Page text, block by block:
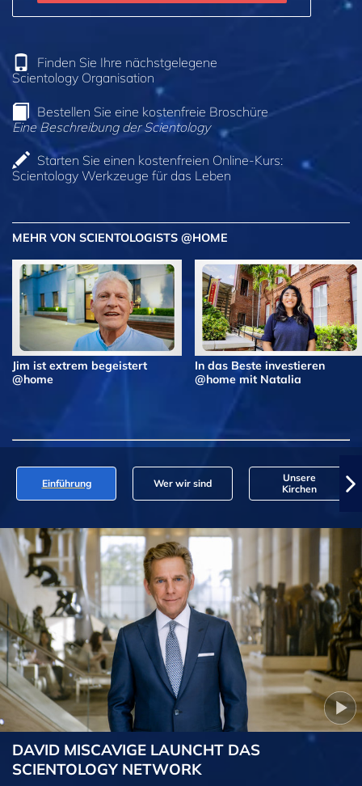
Finden Sie Ihre nächstgelegene
Scientology Organisation
Bestellen Sie eine kostenfreie Broschüre
Eine Beschreibung der Scientology
Starten Sie einen kostenfreien Online-Kurs:
Scientology Werkzeuge für das Leben
MEHR VON SCIENTOLOGISTS @HOME
Jim ist extrem begeistert
@home
In das Beste investieren
@home mit Natalia
Einführung Wer wir sind
Unsere
Kirchen
DAVID MISCAVIGE LAUNCHT DAS
SCIENTOLOGY NETWORK